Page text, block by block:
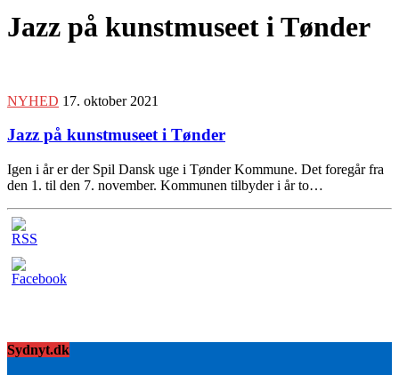
Jazz på kunstmuseet i Tønder
NYHED 17. oktober 2021
Jazz på kunstmuseet i Tønder
Igen i år er der Spil Dansk uge i Tønder Kommune. Det foregår fra
den 1. til den 7. november. Kommunen tilbyder i år to…
Sydnyt.dk